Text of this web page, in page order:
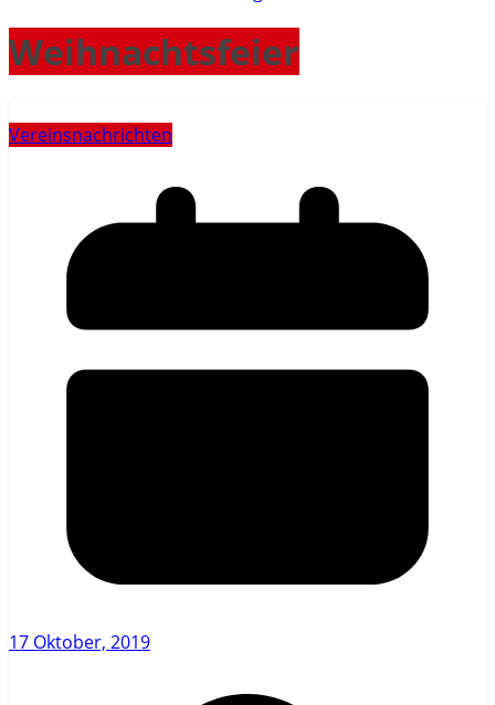
Weihnachtsfeier
Vereinsnachrichten
17 Oktober, 2019